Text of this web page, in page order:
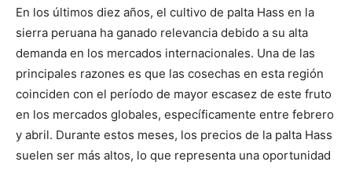
En los últimos diez años, el cultivo de palta Hass en la
sierra peruana ha ganado relevancia debido a su alta
demanda en los mercados internacionales. Una de las
principales razones es que las cosechas en esta región
coinciden con el período de mayor escasez de este fruto
en los mercados globales, específicamente entre febrero
y abril. Durante estos meses, los precios de la palta Hass
suelen ser más altos, lo que representa una oportunidad